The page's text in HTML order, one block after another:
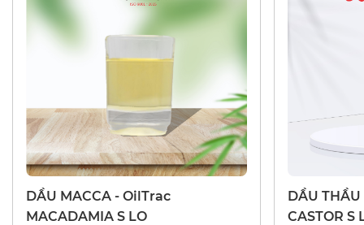
DẦU THIÊN NHIÊN
DẦU MACCA - OilTrac
MACADAMIA S LO
DẦU THIÊN
DẦU
CASTOR S